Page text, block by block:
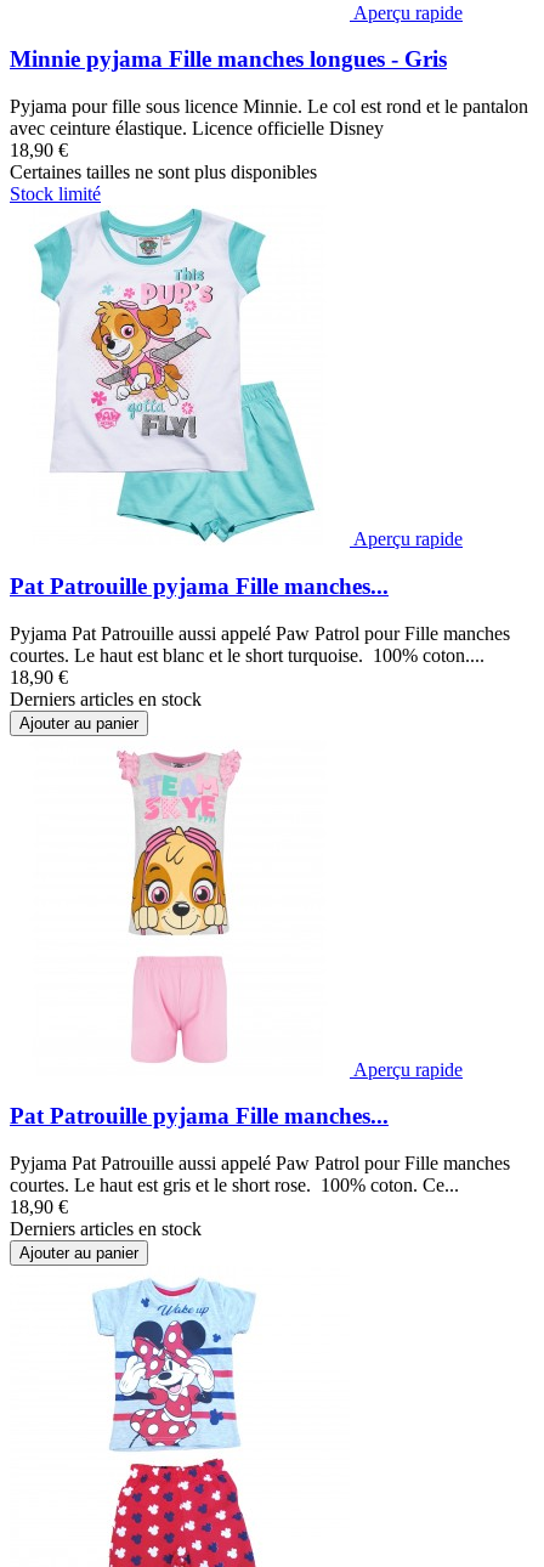
Aperçu rapide
Minnie pyjama Fille manches longues - Gris
Pyjama pour fille sous licence Minnie. Le col est rond et le pantalon
avec ceinture élastique. Licence officielle Disney
18,90 €
Certaines tailles ne sont plus disponibles
Stock limité
Aperçu rapide
Pat Patrouille pyjama Fille manches...
Pyjama Pat Patrouille aussi appelé Paw Patrol pour Fille manches
courtes. Le haut est blanc et le short turquoise. 100% coton....
18,90 €
Derniers articles en stock
Ajouter au panier
Aperçu rapide
Pat Patrouille pyjama Fille manches...
Pyjama Pat Patrouille aussi appelé Paw Patrol pour Fille manches
courtes. Le haut est gris et le short rose. 100% coton. Ce...
18,90 €
Derniers articles en stock
Ajouter au panier